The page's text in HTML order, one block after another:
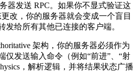
器发送 RPC。如果你不显式验证这
改，你的服务器就会变成一个盲目
发给所有其他已连接的客户端。
架构，你的服务器必须作为
仅发送输入命令（例如“前进”、“射
，解析逻辑，并将结果状态广播